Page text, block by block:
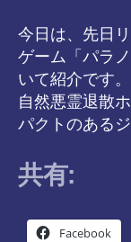
今日は、先日
ゲーム「パラ
いて紹介です
自然悪霊退散
パクトのある
共有:
Facebook